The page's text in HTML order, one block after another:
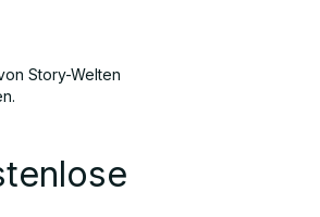
Story-Welten